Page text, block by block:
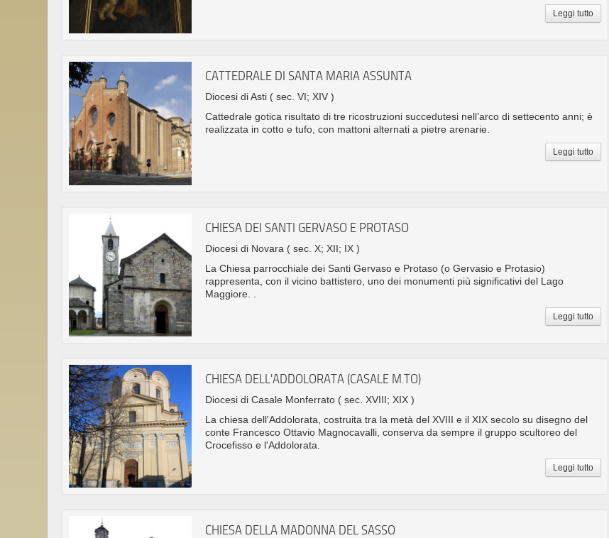
Leggi tutto
CATTEDRALE DI SANTA MARIA ASSUNTA
Diocesi di Asti ( sec. VI; XIV )
Cattedrale gotica risultato di tre ricostruzioni succedutesi nell’arco di settecento anni; è
realizzata in cotto e tufo, con mattoni alternati a pietre arenarie.
Leggi tutto
CHIESA DEI SANTI GERVASO E PROTASO
Diocesi di Novara ( sec. X; XII; IX )
La Chiesa parrocchiale dei Santi Gervaso e Protaso (o Gervasio e Protasio)
rappresenta, con il vicino battistero, uno dei monumenti più significativi del Lago
Maggiore. .
Leggi tutto
CHIESA DELL'ADDOLORATA (CASALE M.TO)
Diocesi di Casale Monferrato ( sec. XVIII; XIX )
La chiesa dell'Addolorata, costruita tra la metà del XVIII e il XIX secolo su disegno del
conte Francesco Ottavio Magnocavalli, conserva da sempre il gruppo scultoreo del
Crocefisso e l'Addolorata.
Leggi tutto
CHIESA DELLA MADONNA DEL SASSO